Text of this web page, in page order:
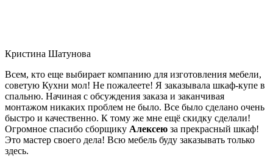
Кристина Шатунова
Всем, кто еще выбирает компанию для изготовления мебели,
советую Кухни мол! Не пожалеете! Я заказывала шкаф-купе в
спальню. Начиная с обсуждения заказа и заканчивая
монтажом никаких проблем не было. Все было сделано очень
быстро и качественно. К тому же мне ещё скидку сделали!
Огромное спасибо сборщику Алексею за прекрасный шкаф!
Это мастер своего дела! Всю мебель буду заказывать только
здесь.